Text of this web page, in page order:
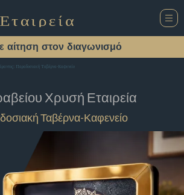
αίτηση στον διαγωνισμό
Παραδοσιακή Ταβέρνα-Καφενείο
Χρυσή Εταιρεία
Ταβέρνα-Καφενείο